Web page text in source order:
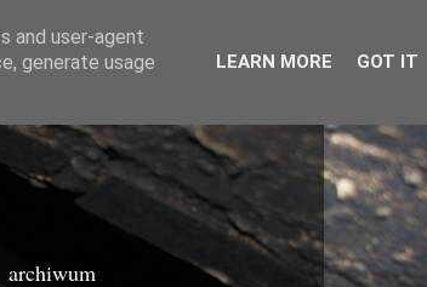
archiwum
and user-agent
generate usage
LEARN MORE GOT IT